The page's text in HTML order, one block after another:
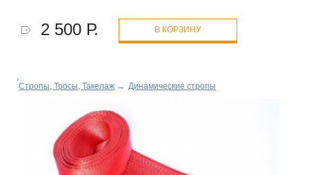
2 500 Р. В КОРЗИНУ
Стропы, Тросы, Такелаж → Динамические стропы